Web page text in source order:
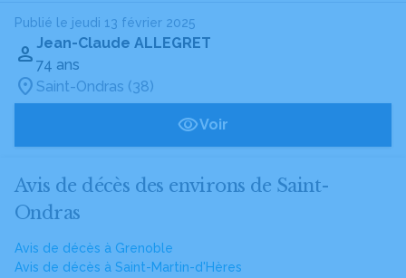
Publié le jeudi 13 février 2025
Jean-Claude ALLEGRET
74 ans
Saint-Ondras (38)
Voir
Avis de décès des environs de Saint-
Ondras
Avis de décès à Grenoble
Avis de décès à Saint-Martin-d'Hères